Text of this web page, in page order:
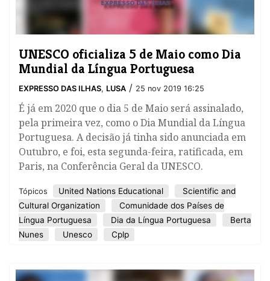
UNESCO oficializa 5 de Maio como Dia
Mundial da Língua Portuguesa
EXPRESSO DAS ILHAS, LUSA / 25 nov 2019 16:25
É já em 2020 que o dia 5 de Maio será assinalado,
pela primeira vez, como o Dia Mundial da Língua
Portuguesa. A decisão já tinha sido anunciada em
Outubro, e foi, esta segunda-feira, ratificada, em
Paris, na Conferência Geral da UNESCO.
Tópicos United Nations Educational
Scientific and
Cultural Organization
Comunidade dos Países de
Língua Portuguesa
Dia da Língua Portuguesa
Berta
Nunes
Unesco Cplp